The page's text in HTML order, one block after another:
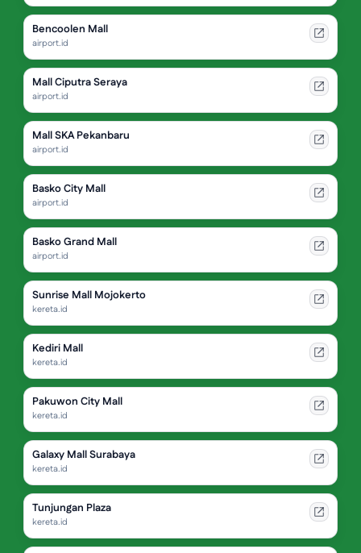
Bencoolen Mall
airport.id
Mall Ciputra Seraya
airport.id
Mall SKA Pekanbaru
airport.id
Basko City Mall
airport.id
Basko Grand Mall
airport.id
Sunrise Mall Mojokerto
kereta.id
Kediri Mall
kereta.id
Pakuwon City Mall
kereta.id
Galaxy Mall Surabaya
kereta.id
Tunjungan Plaza
kereta.id